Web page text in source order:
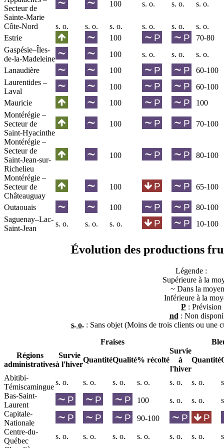
Secteur de
Sainte-Marie
100 s. o. s. o. s. o.
Côte-Nord s. o. s. o. s. o. s. o. s. o.
s. o.
Estrie
100
70-80
Gaspésie–Îles-
de-la-Madeleine
100 s. o. s. o.
s. o.
Lanaudière
100
60-100
Laurentides –
Laval
100
60-100
Mauricie
100
100
Montérégie –
Secteur de
Saint-Hyacinthe
100 70-100
Montérégie –
Secteur de
Saint-Jean-sur-
Richelieu
100 80-100
Montérégie –
Secteur de
Châteauguay
100 65-100
Outaouais 100
80-100
Saguenay–Lac-
Saint-Jean
s. o. s. o. s. o. 10-100
Évolution des productions
Légende :
Supérieure à la
~ Dans la
Inférieure à la
P : Prévision
nd : Non
s. o. : Sans objet (Moins de trois clients ou une
Fraises
Régions
administratives
Survie
à l'hiver
QuantitéQualité% récolté
Survie
à
l'hiver
Quantité
Abitibi-
Témiscamingue
s. o. s. o. s. o. s. o. s. o. s. o.
Bas-Saint-
Laurent
100 s. o. s. o.
Capitale-
Nationale
90-100
Centre-du-
Québec
s. o. s. o. s. o. s. o. s. o. s. o.